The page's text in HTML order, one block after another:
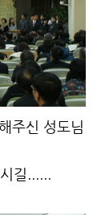
주신 성도님
길......